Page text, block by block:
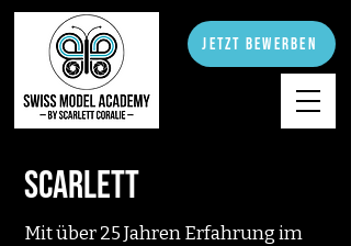
jetzt bewerben
Scarlett
Mit über 25 Jahren Erfahrung im